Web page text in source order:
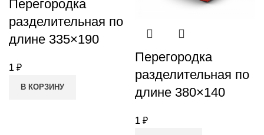
Перегородка
разделительная по
длине 335×190
1 ₽
В КОРЗИНУ
Перегородка
разделительная по
длине 380×140
1 ₽